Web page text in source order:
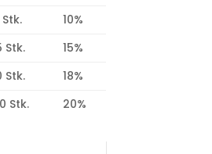
Stk.
10%
Stk.
15%
Stk.
18%
Stk.
20%